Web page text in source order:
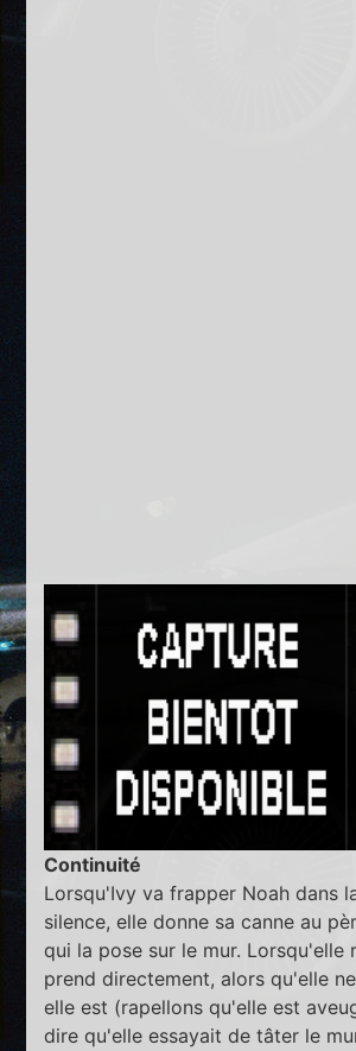
Continuité
Lorsqu'Ivy va frapper Noah dans
silence, elle donne sa canne au
qui la pose sur le mur. Lorsqu'elle
prend directement, alors qu'elle
elle est (rapellons qu'elle est
dire qu'elle essayait de tâter le